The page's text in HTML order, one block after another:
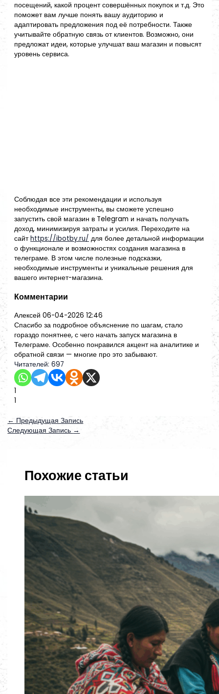
посещений, какой процент совершённых покупок и т.д. Это
поможет вам лучше понять вашу аудиторию и
адаптировать предложения под её потребности. Также
учитывайте обратную связь от клиентов. Возможно, они
предложат идеи, которые улучшат ваш магазин и повысят
уровень сервиса.
Соблюдая все эти рекомендации и используя
необходимые инструменты, вы сможете успешно
запустить свой магазин в Telegram и начать получать
доход, минимизируя затраты и усилия. Переходите на
сайтhttps://ibotby.ru/ для более детальной информации
о функционале и возможностях создания магазина в
телеграме. В этом числе полезные подсказки,
необходимые инструменты и уникальные решения для
вашего интернет-магазина.
Комментарии
Алексей 06-04-2026 12:46
Спасибо за подробное объяснение по шагам, стало
гораздо понятнее, с чего начать запуск магазина в
Телеграме. Особенно понравился акцент на аналитике и
обратной связи — многие про это забывают.
Читателей: 697
1
1
← Предыдущая Запись
Следующая Запись →
Похожие статьи